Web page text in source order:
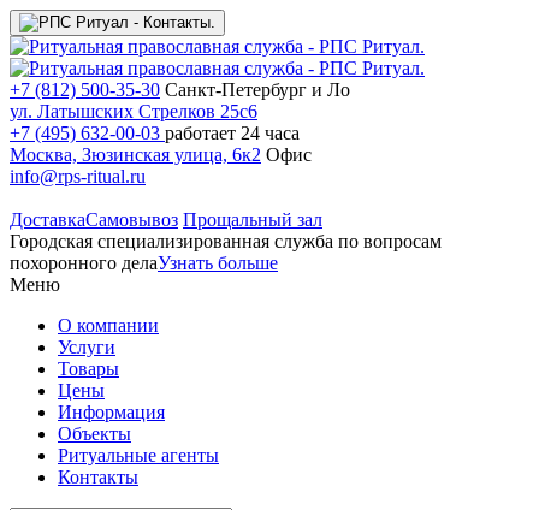
+7 (812) 500-35-30 Санкт-Петербург и Ло
ул. Латышских Стрелков 25с6
+7 (495) 632-00-03 работает 24 часа
Москва, Зюзинская улица, 6к2 Офис
info@rps-ritual.ru
ДоставкаСамовывоз Прощальный зал
Городская специализированная служба по вопросам
похоронного делаУзнать больше
Меню
О компании
Услуги
Товары
Цены
Информация
Объекты
Ритуальные агенты
Контакты